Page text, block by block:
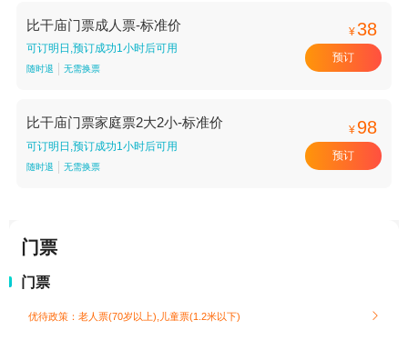
比干庙门票成人票-标准价
可订明日,预订成功1小时后可用
随时退 无需换票
¥38
预订
比干庙门票家庭票2大2小-标准价
可订明日,预订成功1小时后可用
随时退 无需换票
¥ 98
预订
门票
门票
优待政策：老人票(70岁以上),儿童票(1.2米以下) 